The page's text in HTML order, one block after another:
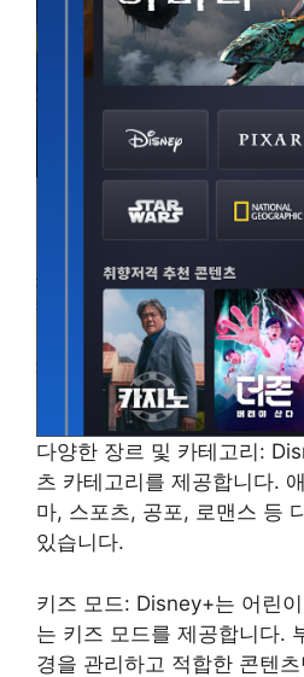
다양한 장르 및 카테고리:
츠 카테고리를 제공합니다.
마, 스포츠, 공포, 로맨스 등
있습니다.
키즈 모드: Disney+는 어린
는 키즈 모드를 제공합니다.
경을 관리하고 적합한 콘텐